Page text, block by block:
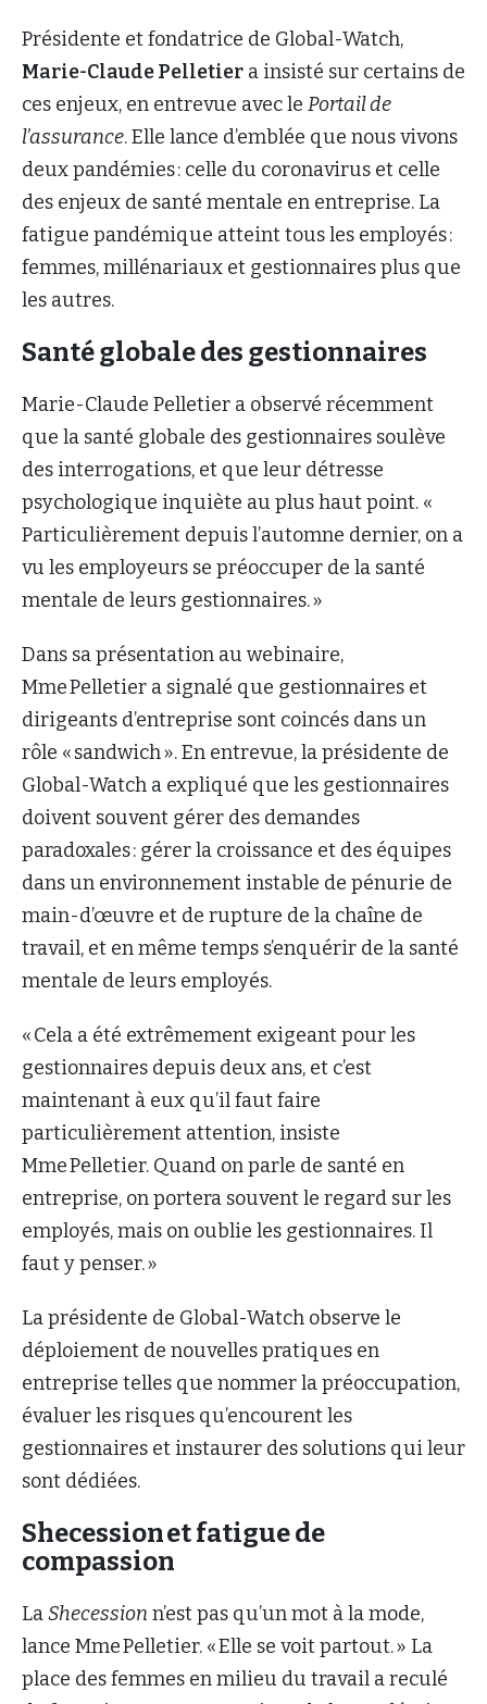
Présidente et fondatrice de Global-Watch,
Marie-Claude Pelletier a insisté sur certains de
ces enjeux, en entrevue avec le Portail de
l’assurance. Elle lance d’emblée que nous vivons
deux pandémies : celle du coronavirus et celle
des enjeux de santé mentale en entreprise. La
fatigue pandémique atteint tous les employés :
femmes, millénariaux et gestionnaires plus que
les autres.
Santé globale des gestionnaires
Marie-Claude Pelletier a observé récemment
que la santé globale des gestionnaires soulève
des interrogations, et que leur détresse
psychologique inquiète au plus haut point. «
Particulièrement depuis l’automne dernier, on a
vu les employeurs se préoccuper de la santé
mentale de leurs gestionnaires. »
Dans sa présentation au webinaire,
Mme Pelletier a signalé que gestionnaires et
dirigeants d’entreprise sont coincés dans un
rôle « sandwich ». En entrevue, la présidente de
Global-Watch a expliqué que les gestionnaires
doivent souvent gérer des demandes
paradoxales : gérer la croissance et des équipes
dans un environnement instable de pénurie de
main-d’œuvre et de rupture de la chaîne de
travail, et en même temps s’enquérir de la santé
mentale de leurs employés.
« Cela a été extrêmement exigeant pour les
gestionnaires depuis deux ans, et c’est
maintenant à eux qu’il faut faire
particulièrement attention, insiste
Mme Pelletier. Quand on parle de santé en
entreprise, on portera souvent le regard sur les
employés, mais on oublie les gestionnaires. Il
faut y penser. »
La présidente de Global-Watch observe le
déploiement de nouvelles pratiques en
entreprise telles que nommer la préoccupation,
évaluer les risques qu’encourent les
gestionnaires et instaurer des solutions qui leur
sont dédiées.
Shecession et fatigue de
compassion
LaShecession n’est pas qu’un mot à la mode,
lance Mme Pelletier. « Elle se voit partout. » La
place des femmes en milieu du travail a reculé